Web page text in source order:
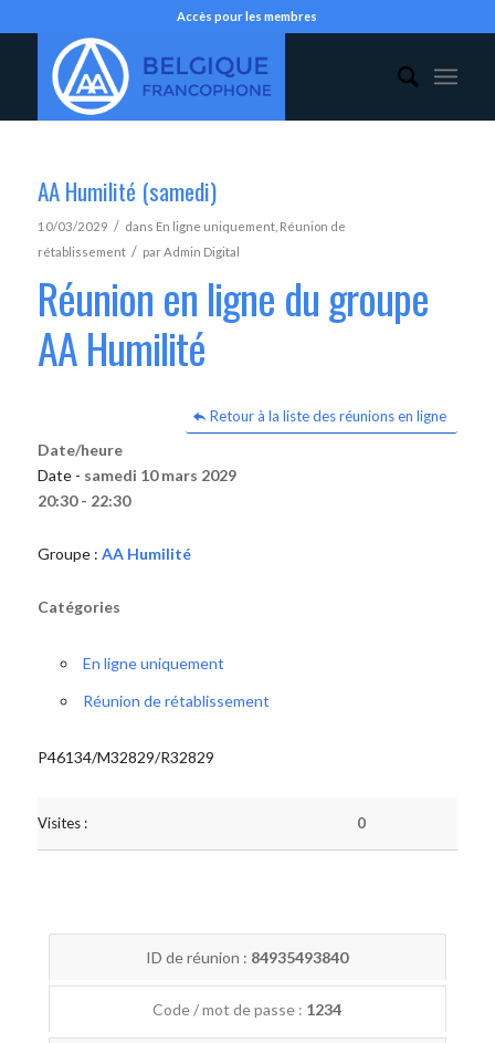
Accès pour les membres
AA Humilité (samedi)
10/03/2029 / dans En ligne uniquement, Réunion de
rétablissement / parAdmin Digital
Réunion en ligne du groupe
AA Humilité
Retour à la liste des réunions en ligne
Date/heure
Date - samedi 10 mars 2029
20:30 - 22:30
Groupe : AA Humilité
Catégories
En ligne uniquement
Réunion de rétablissement
P46134/M32829/R32829
Visites : 0
ID de réunion : 84935493840
Code / mot de passe : 1234